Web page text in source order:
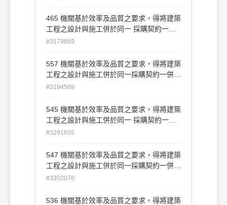
465 機關基於效率及品質之要求，得將建築
工程之設計與施工併於同一 採購契約一併
#3179669
557 機關基於效率及品質之要求，得將建築
工程之設計與施工併於同一採購契約一併以
#3194569
545 機關基於效率及品質之要求，得將建築
工程之設計與施工併於同一 採購契約一併
#3291655
547 機關基於效率及品質之要求，得將建築
工程之設計與施工併於同一採購契約一併以
#3302076
536 機關基於效率及品質之要求，得將建築